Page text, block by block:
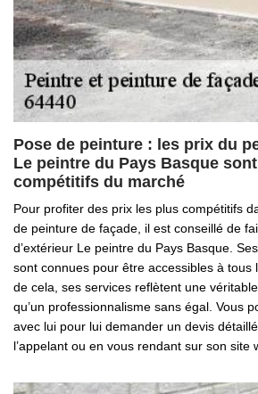
Pose de peinture : les prix du
Le peintre du Pays Basque
compétitifs du marché
Pour profiter des prix les plus compétitifs
de peinture de façade, il est conseillé de
d’extérieur Le peintre du Pays Basque.
sont connues pour être accessibles à tous
de cela, ses services reflètent une
qu’un professionnalisme sans égal. Vous
avec lui pour lui demander un devis
l’appelant ou en vous rendant sur son site